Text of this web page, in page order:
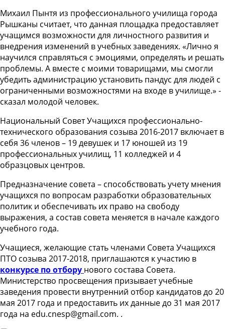
Михаил Пынтя из профессионального училища города
Рышканы считает, что данная площадка предоставляет
учащимся возможности для личностного развития и
внедрения изменений в учебных заведениях. «Лично я
научился справляться с эмоциями, определять и решать
проблемы. А вместе с моими товарищами, мы смогли
убедить администрацию установить пандус для людей с
ограниченными возможностями на входе в училище.» -
сказал молодой человек.
Национальный Совет Учащихся профессионально-
технического образования созыва 2016-2017 включает в
себя 36 членов – 19 девушек и 17 юношей из 19
профессиональных училищ, 11 колледжей и 4
образцовых центров.
Предназначение совета – способствовать учету мнения
учащихся по вопросам разработки образовательных
политик и обеспечивать их право на свободу
выражения, а состав совета меняется в начале каждого
учебного года.
Учащиеся, желающие стать членами Совета Учащихся
ПТО созыва 2017-2018, приглашаются к участию в
конкурсе по отбору нового состава Совета.
Министерство просвещения призывает учебные
заведения провести внутренний отбор кандидатов до 20
мая 2017 года и предоставить их данные до 31 мая 2017
года на edu.cnesp@gmail.com. .